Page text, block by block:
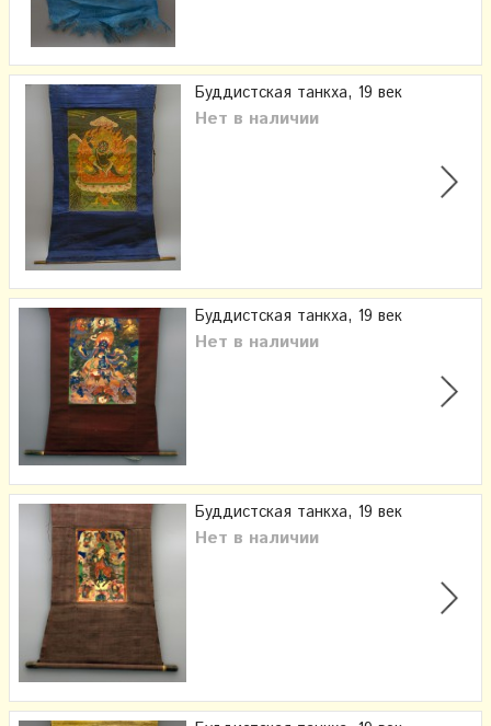
Буддистская танкха, 19 век
Нет в наличии
Буддистская танкха, 19 век
Нет в наличии
Буддистская танкха, 19 век
Нет в наличии